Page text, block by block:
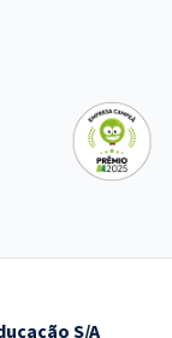
S/A